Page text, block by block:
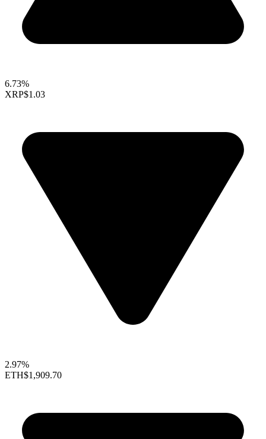
6.73%
XRP$1.03
2.97%
ETH$1,909.70